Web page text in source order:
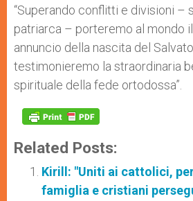
“Superando conflitti e divisioni –
patriarca – porteremo al mondo
annuncio della nascita del
testimonieremo la straordinaria
spirituale della fede ortodossa”.
Related Posts:
Kirill: "Uniti ai cattolici,
famiglia e cristiani